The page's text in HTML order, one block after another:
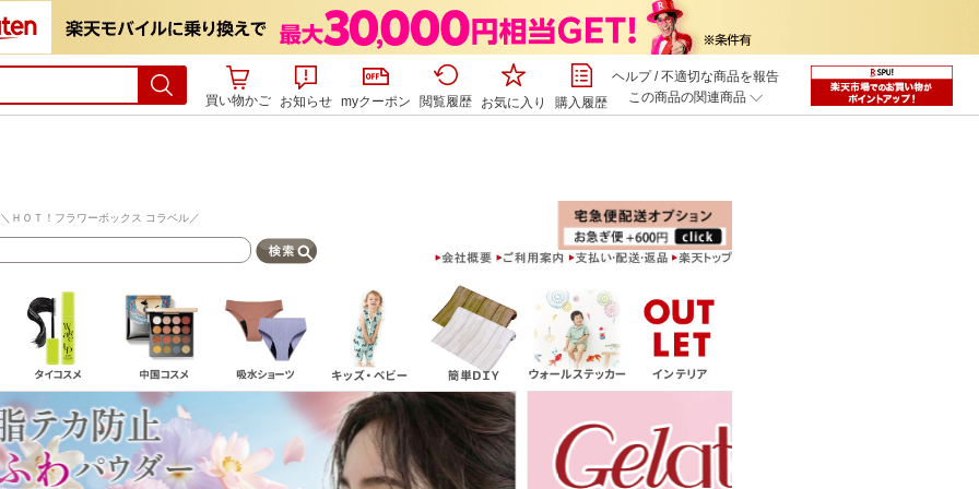
買い物かご お知らせ myクーポン 閲覧履歴 お気に入り 購入履歴
ヘルプ/不適切な商品を報告
この商品の関連商品